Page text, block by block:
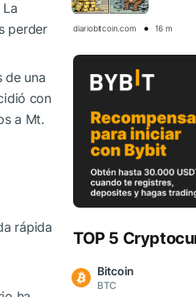
perder
de una
con
a Mt.
rápida
diariobitcoin.com 16 m
TOP 5
Bitcoin
BTC